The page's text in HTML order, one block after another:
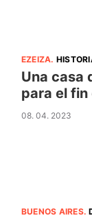
EZEIZA.
Una casa
para el fin
08. 04. 2023
BUENOS AIRES.